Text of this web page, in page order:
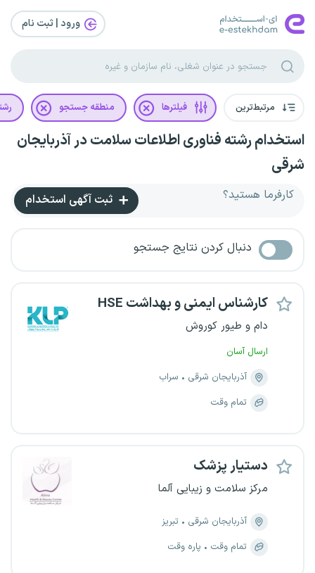
ورود | ثبت‌ نام
مرتبط‌ترین فیلترها منطقه جستجو
استخدام رشته فناوری اطلاعات سلامت در آذربایجان
شرقی
کارفرما هستید؟ ثبت آگهی استخدام
دنبال کردن نتایج جستجو
کارشناس ایمنی و بهداشت HSE
دام و طیور کوروش
ارسال آسان
آذربایجان شرقی
سراب
تمام وقت
دستیار پزشک
مرکز سلامت و‌ زیبایی آلما
آذربایجان شرقی
تبریز
تمام وقت
پاره وقت